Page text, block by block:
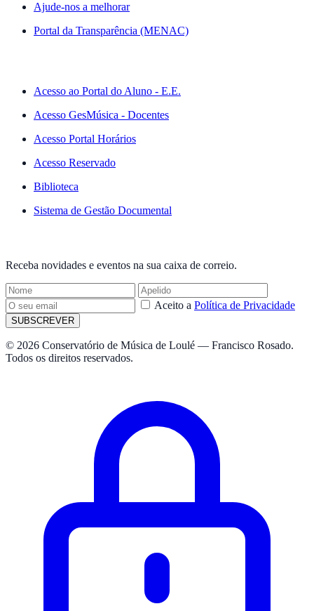
Ajude-nos a melhorar
Portal da Transparência (MENAC)
Acesso ao Portal do Aluno - E.E.
Acesso GesMúsica - Docentes
Acesso Portal Horários
Acesso Reservado
Biblioteca
Sistema de Gestão Documental
Receba novidades e eventos na sua caixa de correio.
Aceito a Política de Privacidade
SUBSCREVER
© 2026 Conservatório de Música de Loulé — Francisco Rosado.
Todos os direitos reservados.